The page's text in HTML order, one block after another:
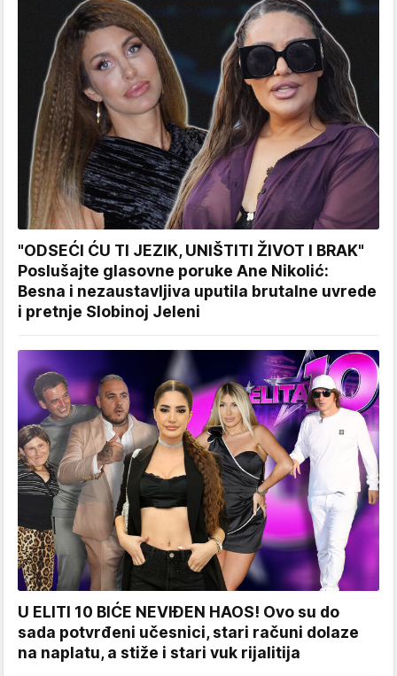
"ODSEĆI ĆU TI JEZIK, UNIŠTITI ŽIVOT I BRAK"
Poslušajte glasovne poruke Ane Nikolić:
Besna i nezaustavljiva uputila brutalne uvrede
i pretnje Slobinoj Jeleni
U ELITI 10 BIĆE NEVIĐEN HAOS! Ovo su do
sada potvrđeni učesnici, stari računi dolaze
na naplatu, a stiže i stari vuk rijalitija